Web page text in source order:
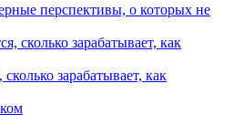
перспективы, о которых не
зарабатывает, как